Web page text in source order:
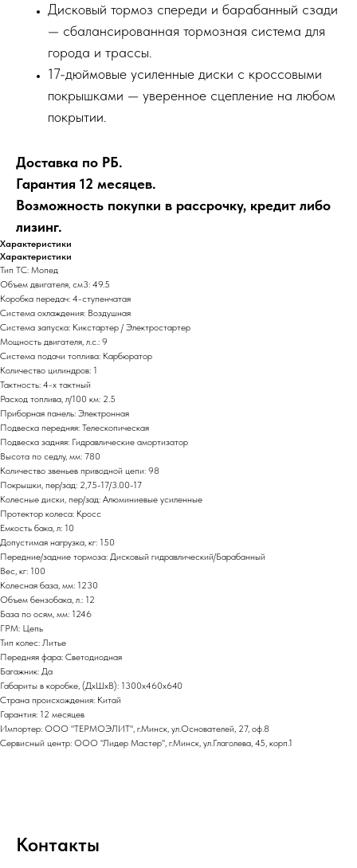
Дисковый тормоз спереди и барабанный сзади
— сбалансированная тормозная система для
города и трассы.
17-дюймовые усиленные диски с кроссовыми
покрышками — уверенное сцепление на любом
покрытии.
Доставка по РБ.
Гарантия 12 месяцев.
Возможность покупки в рассрочку, кредит либо
лизинг.
Характеристики
Характеристики
Тип ТС: Мопед
Объем двигателя, см3: 49.5
Коробка передач: 4-ступенчатая
Система охлаждения: Воздушная
Система запуска: Кикстартер / Электростартер
Мощность двигателя, л.с.: 9
Система подачи топлива: Карбюратор
Количество цилиндров: 1
Тактность: 4-x тактный
Расход топлива, л/100 км: 2.5
Приборная панель: Электронная
Подвеска передняя: Телескопическая
Подвеска задняя: Гидравлические амортизатор
Высота по седлу, мм: 780
Количество звеньев приводной цепи: 98
Покрышки, пер/зад: 2,75-17/3.00-17
Колесные диски, пер/зад: Алюминиевые усиленные
Протектор колеса: Кросс
Емкость бака, л: 10
Допустимая нагрузка, кг: 150
Передние/задние тормоза: Дисковый гидравлический/Барабанный
Вес, кг: 100
Колесная база, мм: 1230
Объем бензобака, л.: 12
База по осям, мм: 1246
ГРМ: Цепь
Тип колес: Литье
Передняя фара: Светодиодная
Багажник: Да
Габариты в коробке, (ДхШхВ): 1300х460х640
Страна происхождения: Китай
Гарантия: 12 месяцев
Импортер: ООО "ТЕРМОЭЛИТ", г.Минск, ул.Основателей, 27, оф.8
Сервисный центр: ООО "Лидер Мастер", г.Минск, ул.Глаголева, 45, корп.1
Контакты